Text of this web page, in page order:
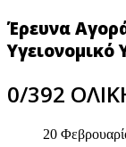
Έρευνα
Υγειονομικό
0/392
20